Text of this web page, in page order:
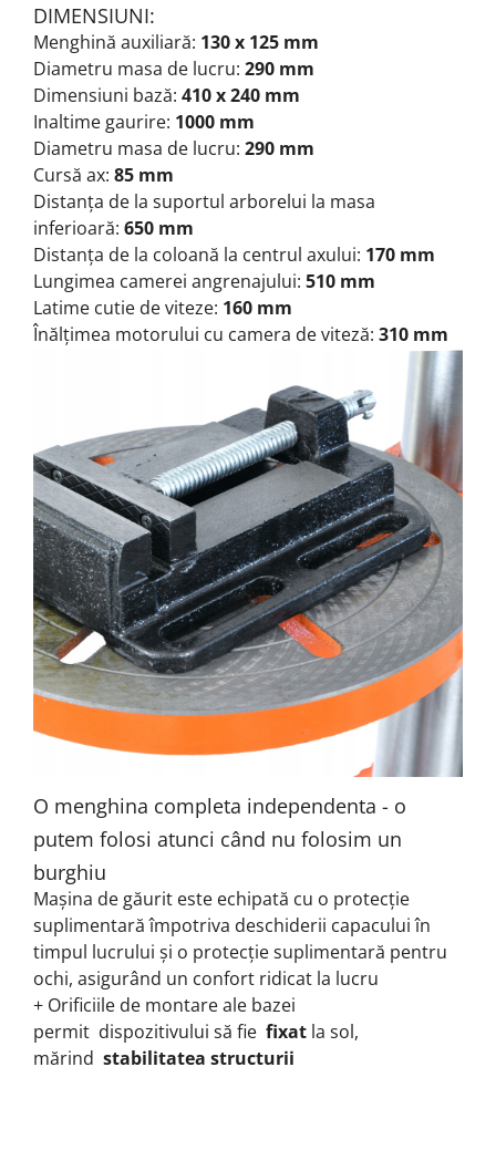
DIMENSIUNI:
Menghină auxiliară: 130 x 125 mm
Diametru masa de lucru: 290 mm
Dimensiuni bază: 410 x 240 mm
Inaltime gaurire: 1000 mm
Diametru masa de lucru: 290 mm
Cursă ax: 85 mm
Distanța de la suportul arborelui la masa
inferioară: 650 mm
Distanța de la coloană la centrul axului: 170 mm
Lungimea camerei angrenajului: 510 mm
Latime cutie de viteze: 160 mm
Înălțimea motorului cu camera de viteză: 310 mm
O menghina completa independenta - o
putem folosi atunci când nu folosim un
burghiu
Mașina de găurit este echipată cu o protecție
suplimentară împotriva deschiderii capacului în
timpul lucrului și o protecție suplimentară pentru
ochi, asigurând un confort ridicat la lucru
+ Orificiile de montare ale bazei
permit dispozitivului să fie fixat la sol,
mărind stabilitatea structurii